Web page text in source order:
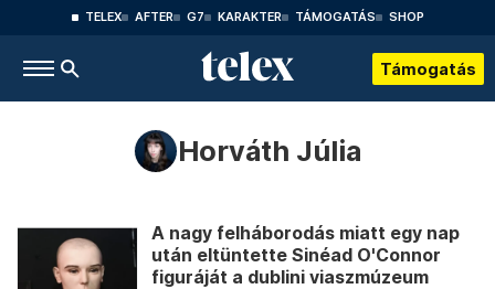
TELEX AFTER G7 KARAKTER TÁMOGATÁS SHOP
Támogatás
Horváth Júlia
A nagy felháborodás miatt egy nap
után eltüntette Sinéad O'Connor
figuráját a dublini viaszmúzeum